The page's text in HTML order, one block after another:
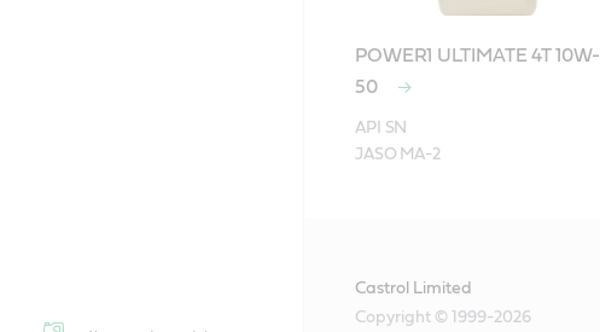
POWER1 ULTIMATE 4T 10W-
50
API SN
JASO MA-2
Castrol Limited
Copyright © 1999-2026